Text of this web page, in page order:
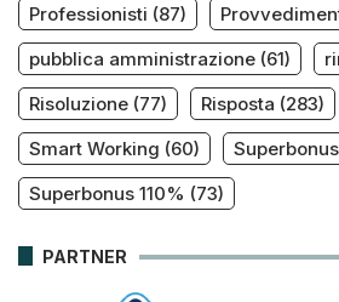
Professionisti (87)
pubblica amministrazione (61)
Risoluzione (77) Risposta (283)
Smart Working (60) Superbonus
Superbonus 110% (73)
PARTNER